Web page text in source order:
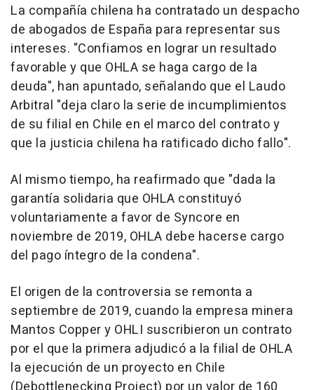
La compañía chilena ha contratado un despacho
de abogados de España para representar sus
intereses. "Confiamos en lograr un resultado
favorable y que OHLA se haga cargo de la
deuda", han apuntado, señalando que el Laudo
Arbitral "deja claro la serie de incumplimientos
de su filial en Chile en el marco del contrato y
que la justicia chilena ha ratificado dicho fallo".
Al mismo tiempo, ha reafirmado que "dada la
garantía solidaria que OHLA constituyó
voluntariamente a favor de Syncore en
noviembre de 2019, OHLA debe hacerse cargo
del pago íntegro de la condena".
El origen de la controversia se remonta a
septiembre de 2019, cuando la empresa minera
Mantos Copper y OHLI suscribieron un contrato
por el que la primera adjudicó a la filial de OHLA
la ejecución de un proyecto en Chile